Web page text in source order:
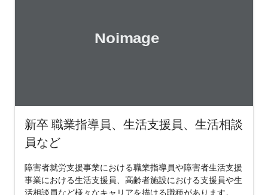
新卒 職業指導員、生活支援員、生活相談
員など
障害者就労支援事業における職業指導員や障害者生活支援
事業における生活支援員、高齢者施設における支援員や生
活相談員など様々なキャリアを描ける職種があります。